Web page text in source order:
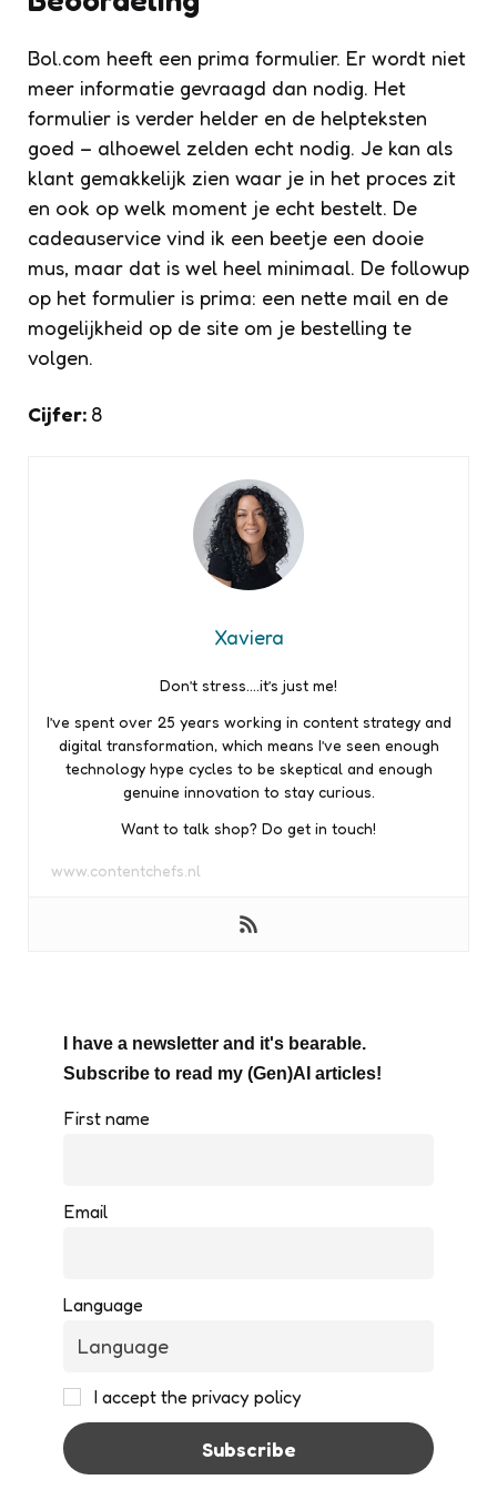
Bol.com heeft een prima formulier. Er wordt niet
meer informatie gevraagd dan nodig. Het
formulier is verder helder en de helpteksten
goed – alhoewel zelden echt nodig. Je kan als
klant gemakkelijk zien waar je in het proces zit
en ook op welk moment je echt bestelt. De
cadeauservice vind ik een beetje een dooie
mus, maar dat is wel heel minimaal. De followup
op het formulier is prima: een nette mail en de
mogelijkheid op de site om je bestelling te
volgen.
Cijfer: 8
Xaviera
Don’t stress….it’s just me!
I’ve spent over 25 years working in content strategy and
digital transformation, which means I’ve seen enough
technology hype cycles to be skeptical and enough
genuine innovation to stay curious.
Want to talk shop? Do get in touch!
www.contentchefs.nl
I have a newsletter and it's bearable.
Subscribe to read my (Gen)AI articles!
First name
Email
Language
I accept the privacy policy